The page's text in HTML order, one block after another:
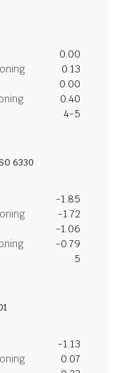
0.00
0.13
0.00
0.40
4-5
6330
-1.85
-1.72
-1.06
-0.79
5
-1.13
0.07